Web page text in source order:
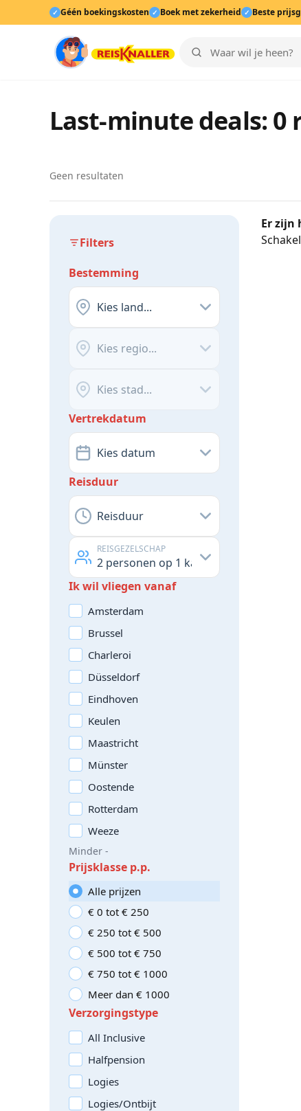
✓ Géén boekingskosten ✓ Boek met zekerheid ✓ Beste
Last-minute deals: 0
Geen resultaten
Filters
Bestemming
Kies land...
Kies regio...
Kies stad...
Vertrekdatum
Kies datum
Reisduur
Reisduur
REISGEZELSCHAP
2 personen op 1 kamer
Ik wil vliegen vanaf
Amsterdam
Brussel
Charleroi
Düsseldorf
Eindhoven
Keulen
Maastricht
Münster
Oostende
Rotterdam
Weeze
Minder -
Prijsklasse p.p.
Alle prijzen
€ 0 tot € 250
€ 250 tot € 500
€ 500 tot € 750
€ 750 tot € 1000
Meer dan € 1000
Verzorgingstype
All Inclusive
Halfpension
Logies
Logies/Ontbijt
Er zijn